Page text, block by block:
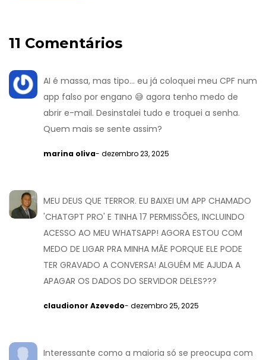
11 Comentários
AI é massa, mas tipo... eu já coloquei meu CPF num
app falso por engano 😅 agora tenho medo de
abrir e-mail. Desinstalei tudo e troquei a senha.
Quem mais se sente assim?
marina oliva- dezembro 23, 2025
MEU DEUS QUE TERROR. EU BAIXEI UM APP CHAMADO
'CHATGPT PRO' E TINHA 17 PERMISSÕES, INCLUINDO
ACESSO AO MEU WHATSAPP! AGORA ESTOU COM
MEDO DE LIGAR PRA MINHA MÃE PORQUE ELE PODE
TER GRAVADO A CONVERSA! ALGUÉM ME AJUDA A
APAGAR OS DADOS DO SERVIDOR DELES???
claudionor Azevedo- dezembro 25, 2025
Interessante como a maioria só se preocupa com